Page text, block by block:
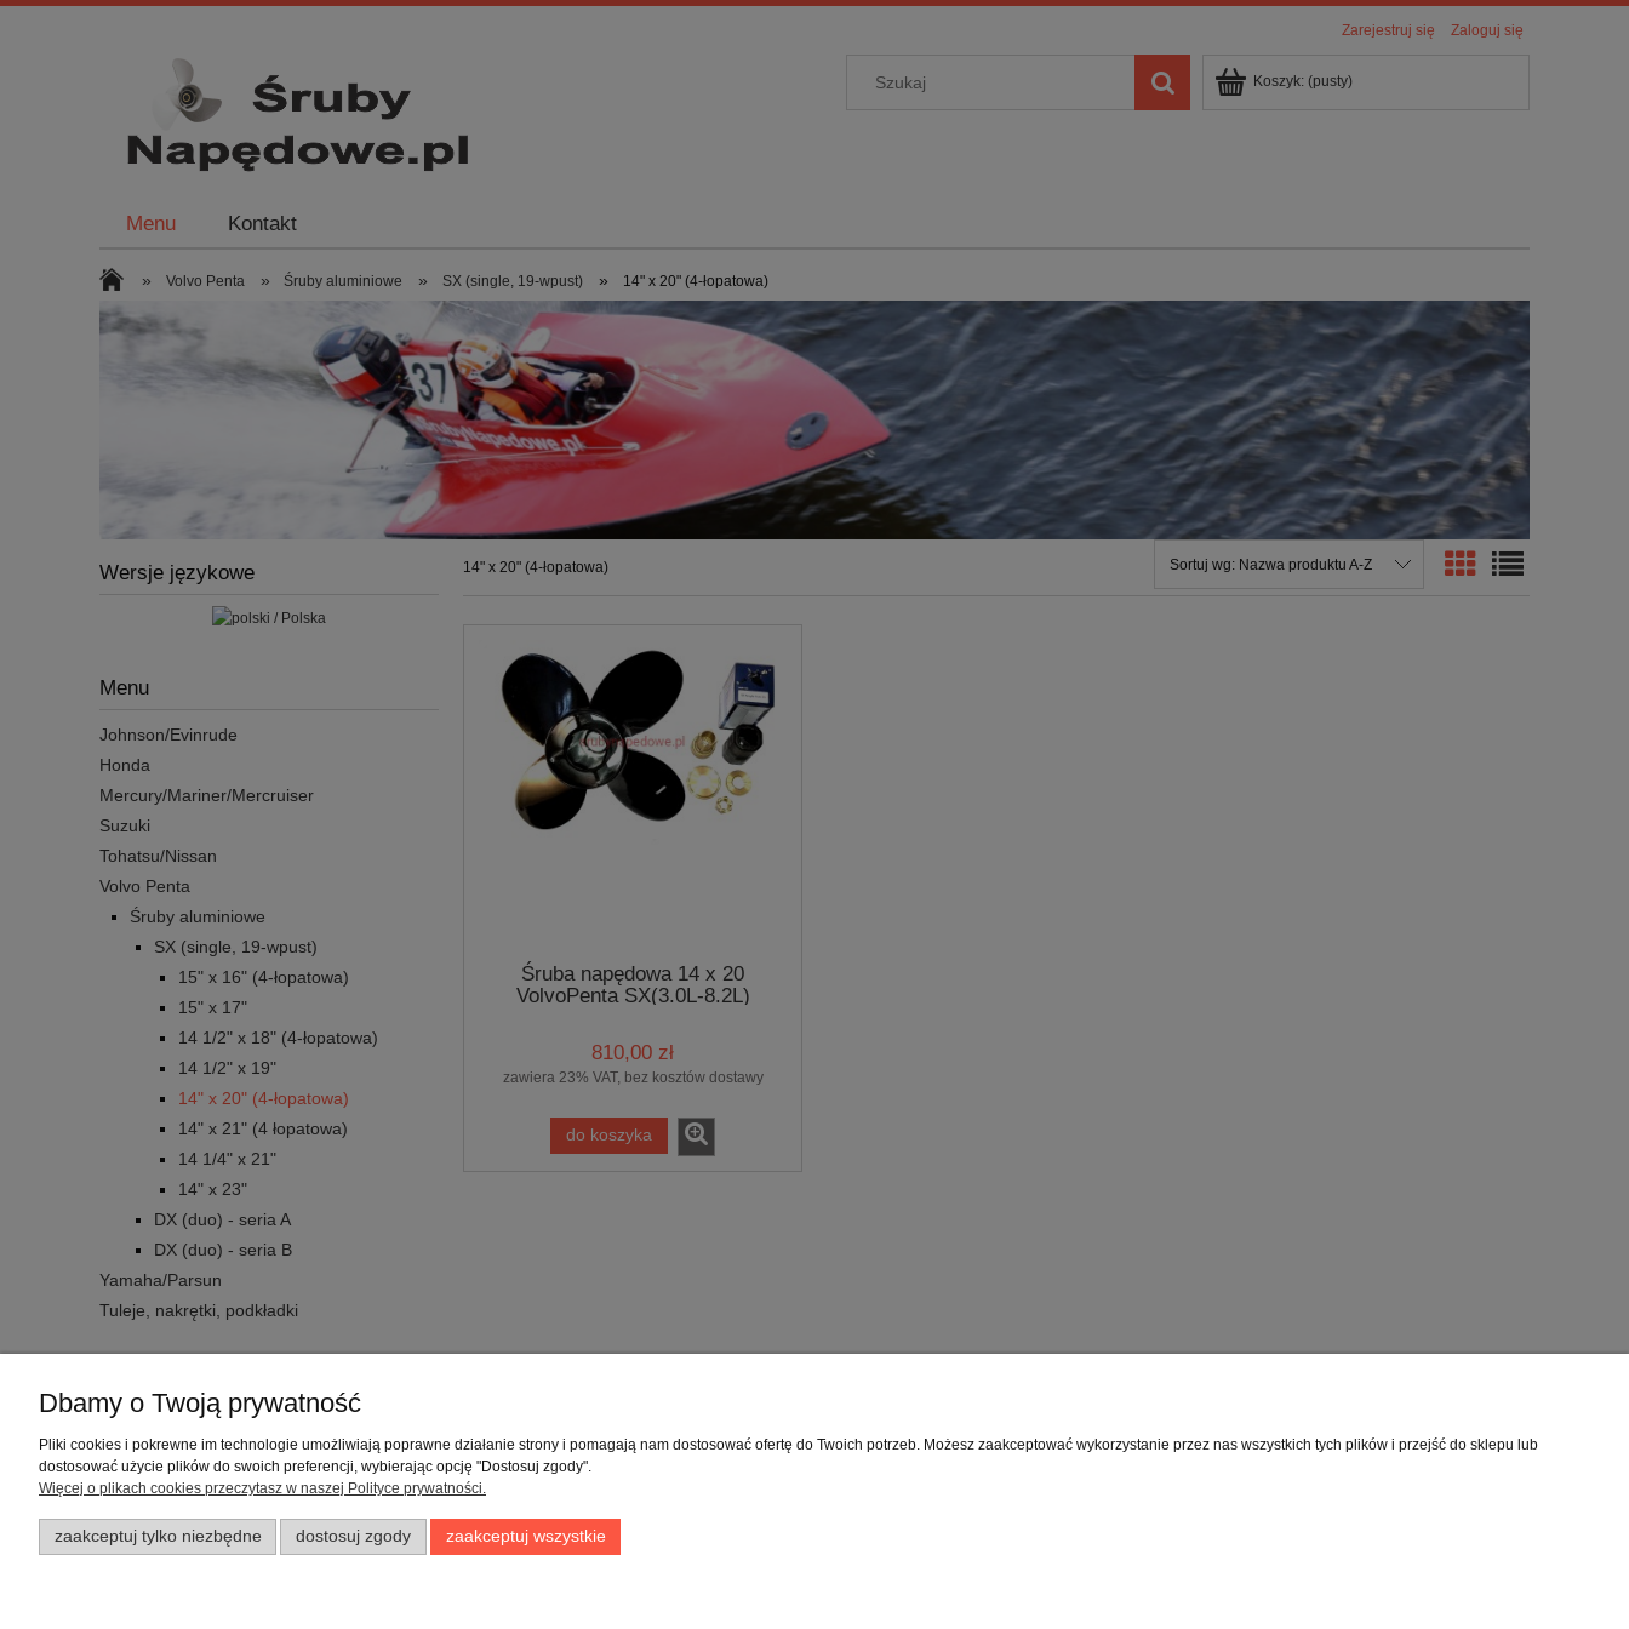
Zarejestruj się Zaloguj się
Koszyk: (pusty)
Menu Kontakt
» Volvo Penta » Śruby aluminiowe » SX (single, 19-wpust) » 14" x 20" (4-łopatowa)
Wersje językowe
Menu
Johnson/Evinrude
Honda
Mercury/Mariner/Mercruiser
Suzuki
Tohatsu/Nissan
Volvo Penta
Śruby aluminiowe
SX (single, 19-wpust)
15" x 16" (4-łopatowa)
15" x 17"
14 1/2" x 18" (4-łopatowa)
14 1/2" x 19"
14" x 20" (4-łopatowa)
14" x 21" (4 łopatowa)
14 1/4" x 21"
14" x 23"
DX (duo) - seria A
DX (duo) - seria B
Yamaha/Parsun
Tuleje, nakrętki, podkładki
14" x 20" (4-łopatowa) Sortuj wg: Nazwa produktu A-Z
Śruba napędowa 14 x 20
VolvoPenta SX(3.0L-8.2L)
810,00 zł
zawiera 23% VAT, bez kosztów dostawy
do koszyka
Regulaminy
Zwroty i reklamacje
Twoje zamówienia
Przechowalnia
Dbamy o Twoją prywatność
Pliki cookies i pokrewne im technologie umożliwiają poprawne działanie strony i pomagają nam dostosować ofertę do Twoich potrzeb. Możesz zaakceptować wykorzystanie przez nas wszystkich tych plików i przejść do sklepu lub
dostosować użycie plików do swoich preferencji, wybierając opcję "Dostosuj zgody".
Więcej o plikach cookies przeczytasz w naszej Polityce prywatności.
zaakceptuj tylko niezbędne dostosuj zgody zaakceptuj wszystkie